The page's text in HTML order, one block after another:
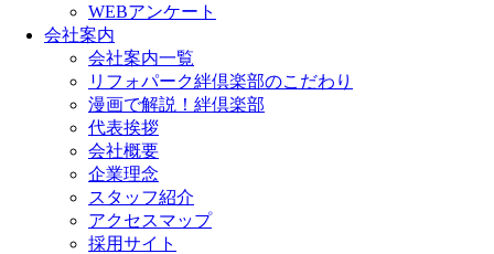
WEBアンケート
会社案内
会社案内一覧
リフォパーク絆倶楽部のこだわり
漫画で解説！絆倶楽部
代表挨拶
会社概要
企業理念
スタッフ紹介
アクセスマップ
採用サイト